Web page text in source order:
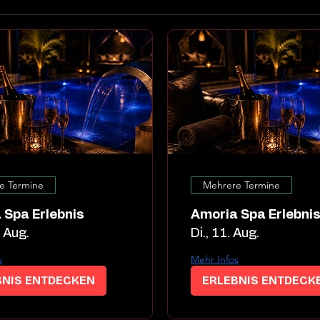
Termine
Spa Erlebnis
Aug.
ENTDECKEN
Mehrere Termine
Amoria Spa Erlebnis
Di., 11. Aug.
Mehr Infos
ERLEBNIS